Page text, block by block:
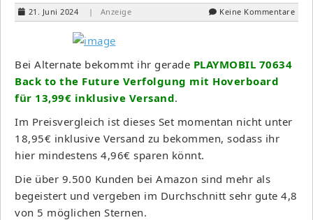
21. Juni 2024 | Anzeige Keine Kommentare
Bei Alternate bekommt ihr gerade PLAYMOBIL 70634
Back to the Future Verfolgung mit Hoverboard
für 13,99€ inklusive Versand.
Im Preisvergleich ist dieses Set momentan nicht unter
18,95€ inklusive Versand zu bekommen, sodass ihr
hier mindestens 4,96€ sparen könnt.
Die über 9.500 Kunden bei Amazon sind mehr als
begeistert und vergeben im Durchschnitt sehr gute 4,8
von 5 möglichen Sternen.